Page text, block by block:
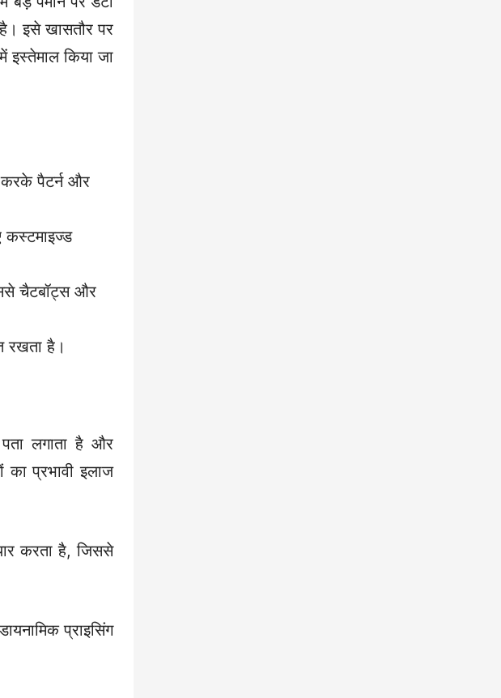
इसे खासतौर पर
इस्तेमाल किया जा
करके पैटर्न और
चैटबॉट्स और
रखता है।
लगाता है और
का प्रभावी इलाज
करता है, जिससे
प्राइसिंग